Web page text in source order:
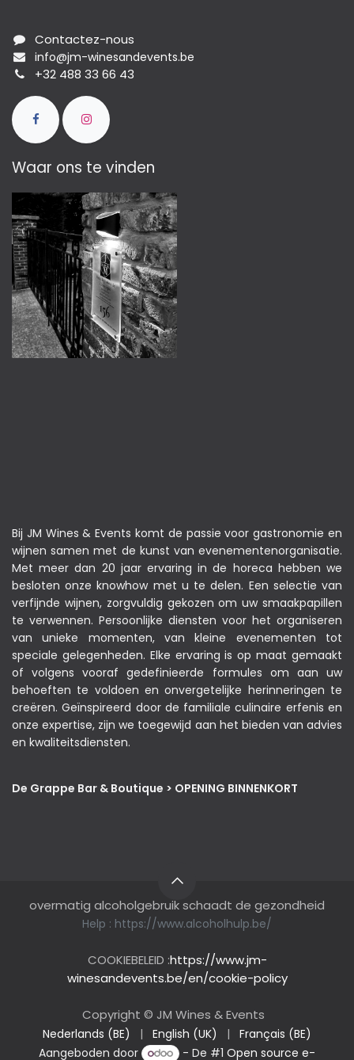
Contactez-nous
info@jm-winesandevents.be
+32 488 33 66 43
Waar ons te vinden
Bij JM Wines & Events komt de passie voor gastronomie en
wijnen samen met de kunst van evenementenorganisatie.
Met meer dan 20 jaar ervaring in de horeca hebben we
besloten onze knowhow met u te delen. Een selectie van
verfijnde wijnen, zorgvuldig gekozen om uw smaakpapillen
te verwennen. Persoonlijke diensten voor het organiseren
van unieke momenten, van kleine evenementen tot
speciale gelegenheden. Elke ervaring is op maat gemaakt
of volgens vooraf gedefinieerde formules om aan uw
behoeften te voldoen en onvergetelijke herinneringen te
creëren. Geïnspireerd door de familiale culinaire erfenis en
onze expertise, zijn we toegewijd aan het bieden van advies
en kwaliteitsdiensten.
De Grappe Bar & Boutique > OPENING BINNENKORT
overmatig alcoholgebruik schaadt de gezondheid
Help : https://www.alcoholhulp.be/
COOKIEBELEID :https://www.jm-
winesandevents.be/en/cookie-policy
Copyright © JM Wines & Events
Nederlands (BE) | English (UK) |
Français (BE)
Aangeboden door
- De #1Open source e-